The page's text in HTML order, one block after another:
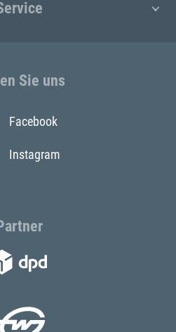
Sie uns
Facebook
Instagram